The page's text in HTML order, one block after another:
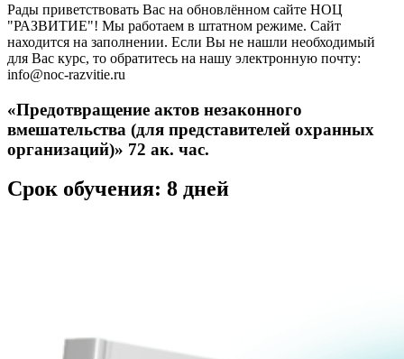
Рады приветствовать Вас на обновлённом сайте НОЦ
"РАЗВИТИЕ"! Мы работаем в штатном режиме. Сайт
находится на заполнении. Если Вы не нашли необходимый
для Вас курс, то обратитесь на нашу электронную почту:
info@noc-razvitie.ru
«Предотвращение актов незаконного
вмешательства (для представителей охранных
организаций)» 72 ак. час.
Срок обучения: 8 дней